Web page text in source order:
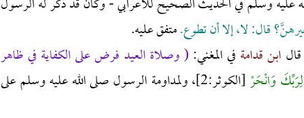
قال: لا، إلا أن تطوع.متفق عليه.
ابن قدامة في المغني: ( وصلاة العيد فرض على الكفاية في ظاهر
وَانْحَرْ
[الكوثر:2]، ولمداومة الرسول صلى الله عليه وسلم على